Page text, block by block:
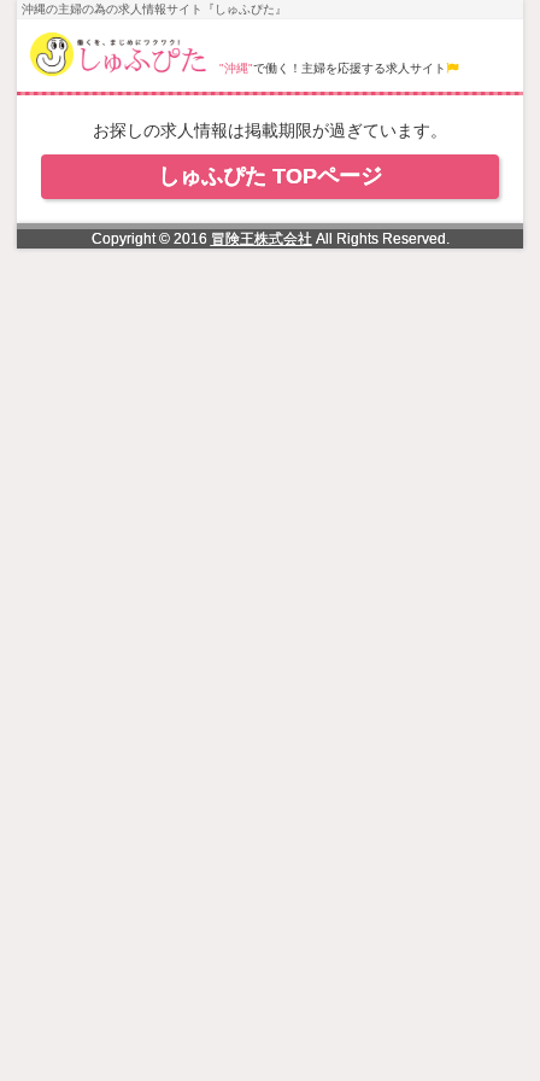
NowLoading
沖縄の主婦の為の求人情報サイト『しゅふぴた』
"沖縄"で働く！主婦を応援する求人サイト
お探しの求人情報は掲載期限が過ぎています。
しゅふぴた TOPページ
Copyright © 2016 冒険王株式会社All Rights Reserved.